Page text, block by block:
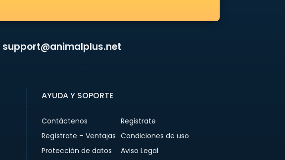
support@animalplus.net
AYUDA Y SOPORTE
Contáctenos
Registrate
Regístrate – Ventajas Condiciones de uso
Protección de datos
Aviso Legal